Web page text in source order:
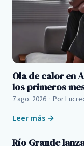
Ola de calor en
los primeros
7 ago. 2026 Por
Leer más →
Río Grande